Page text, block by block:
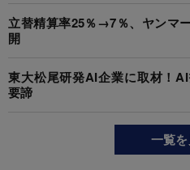
立替精算率25％→7％、ヤンマ
開
東大松尾研発AI企業に取材！
要諦
一覧